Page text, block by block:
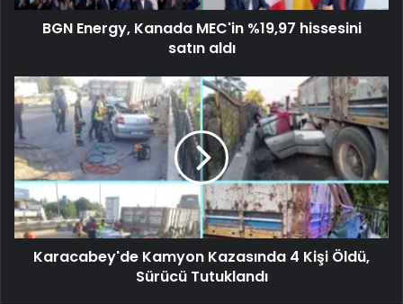
BGN Energy, Kanada MEC'in %19,97 hissesini
satın aldı
Karacabey'de Kamyon Kazasında 4 Kişi Öldü,
Sürücü Tutuklandı